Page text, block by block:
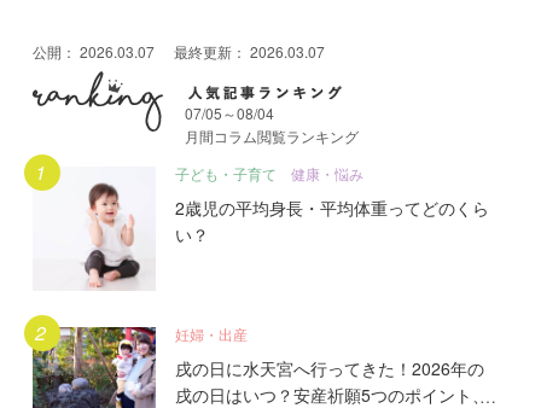
公開： 2026.03.07 最終更新： 2026.03.07
月間人気記事ランキング
07/05～08/04
月間コラム閲覧ランキング
子ども・子育て
健康・悩み
2歳児の平均身長・平均体重ってどのくら
い？
妊婦・出産
戌の日に水天宮へ行ってきた！2026年の
戌の日はいつ？安産祈願5つのポイント、